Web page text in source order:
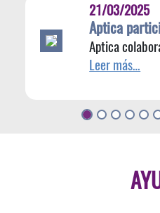
21/03/2025
Aptica participa en el diseño de la
Aptica colabora en el
Leer más…